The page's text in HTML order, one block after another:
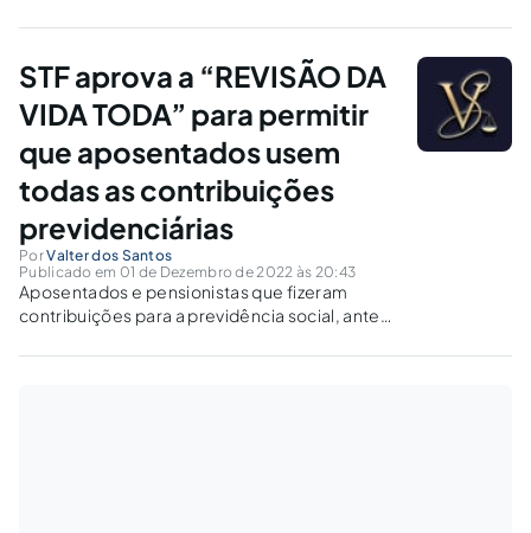
Extraordinário n° 1276977, com repercução
geral reconhecida, Tema n° 1.102, foi finalizado
nesta quinta-feira...
STF aprova a “REVISÃO DA
VIDA TODA” para permitir
que aposentados usem
todas as contribuições
previdenciárias
PorValter dos Santos
Publicado em 01 de Dezembro de 2022 às 20:43
Aposentados e pensionistas que fizeram
contribuições para a previdência social, antes
atrasados, respeitada a prescrição de 5 anos,